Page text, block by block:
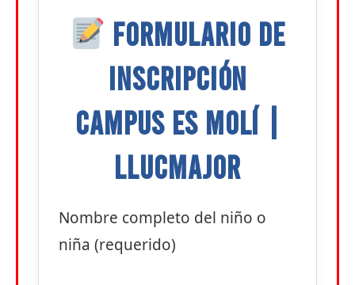
FORMULARIO DE
INSCRIPCIÓN
CAMPUS ES MOLÍ |
LLUCMAJOR
Nombre completo del niño o
niña (requerido)